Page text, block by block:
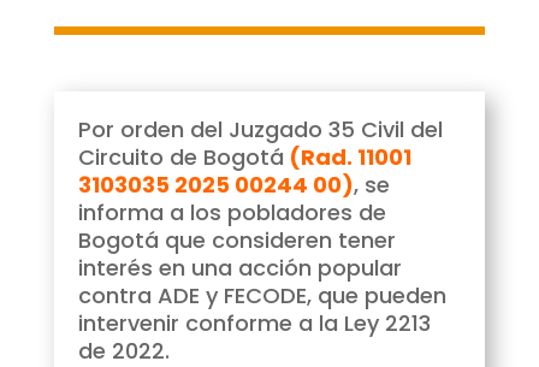
Por orden del Juzgado 35 Civil del
Circuito de Bogotá (Rad. 11001
3103035 2025 00244 00), se
informa a los pobladores de
Bogotá que consideren tener
interés en una acción popular
contra ADE y FECODE, que pueden
intervenir conforme a la Ley 2213
de 2022.